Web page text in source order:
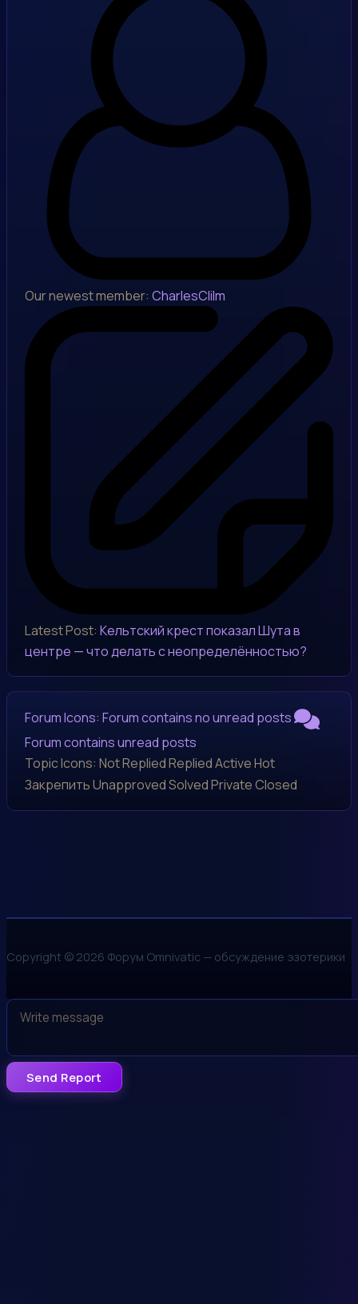
Our newest member: CharlesClilm
Latest Post: Кельтский крест показал Шута в
центре — что делать с неопределённостью?
Forum Icons: Forum contains no unread posts
Forum contains unread posts
Topic Icons: Not RepliedRepliedActiveHot
ЗакрепитьUnapprovedSolvedPrivateClosed
Copyright © 2026 Форум Omnivatic — обсуждение эзотерики